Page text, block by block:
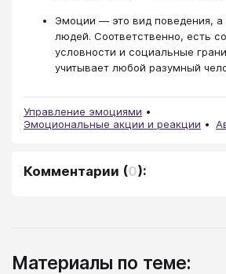
Эмоции — это вид поведения,
людей. Соответственно, есть
условности и социальные
учитывает любой разумный
Управление эмоциями
Эмоциональные акции и реакции
Комментарии (0):
Материалы по теме: